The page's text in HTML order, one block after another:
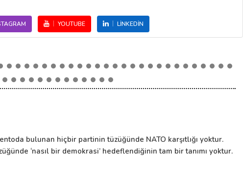
YOUTUBE LINKEDIN
bulunan hiçbir partinin tüzüğünde NATO karşıtlığı yoktur.
‘nasıl bir demokrasi’ hedeflendiğinin tam bir tanımı yoktur.